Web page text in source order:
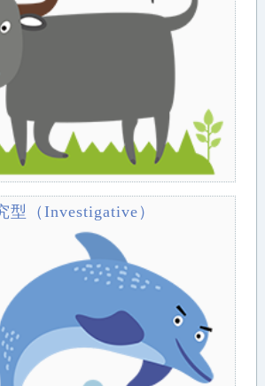
型（Investigative）